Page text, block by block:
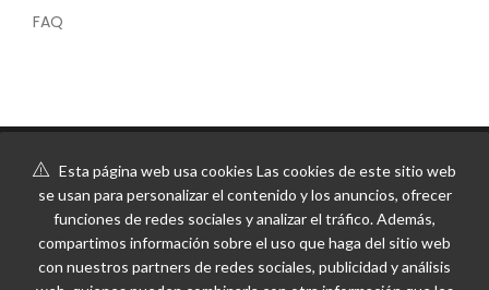
FAQ
Esta página web usa cookies Las cookies de este sitio web
se usan para personalizar el contenido y los anuncios, ofrecer
funciones de redes sociales y analizar el tráfico. Además,
compartimos información sobre el uso que haga del sitio web
con nuestros partners de redes sociales, publicidad y análisis